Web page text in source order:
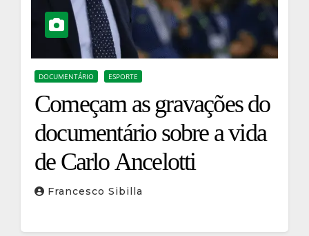
DOCUMENTÁRIO ESPORTE
Começam as gravações do
documentário sobre a vida
de Carlo Ancelotti
Francesco Sibilla